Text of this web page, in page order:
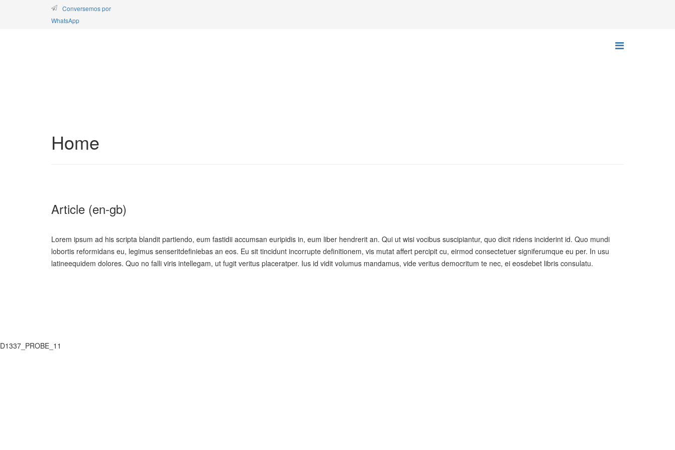
Conversemos por
WhatsApp
Home
Article (en-gb)
Lorem ipsum ad his scripta blandit partiendo, eum fastidii accumsan euripidis in, eum liber hendrerit an. Qui ut wisi vocibus suscipiantur, quo dicit ridens inciderint id. Quo mundi
lobortis reformidans eu, legimus senseritdefiniebas an eos. Eu sit tincidunt incorrupte definitionem, vis mutat affert percipit cu, eirmod consectetuer signiferumque eu per. In usu
latineequidem dolores. Quo no falli viris intellegam, ut fugit veritus placeratper. Ius id vidit volumus mandamus, vide veritus democritum te nec, ei eosdebet libris consulatu.